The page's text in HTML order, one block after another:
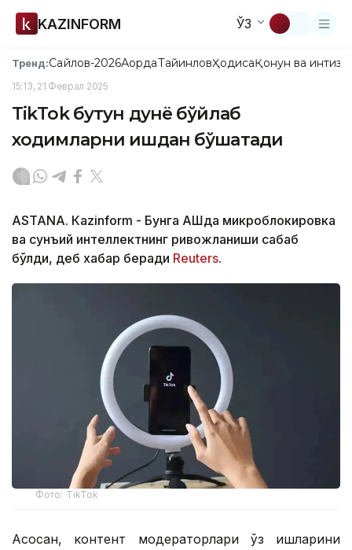
KAZINFORM ЎЗ
Тренд:Сайлов-2026АқордаТайинловҲодисаҚонун ва
15:13, 21 Феврал 2025
TikTok бутун дунё бўйлаб
ходимларни ишдан бўшатади
ASTANА. Кazinform - Бунга АҚШда микроблокировка
ва сунъий интеллектнинг ривожланиши сабаб
бўлди, деб хабар беради Reuters.
Фото: TikTok
Асосан, контент модераторлари ўз ишларини